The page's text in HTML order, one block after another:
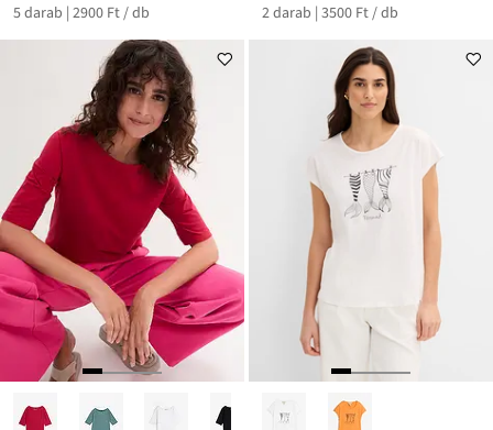
5 darab | 2900 Ft / db 2 darab | 3500 Ft / db